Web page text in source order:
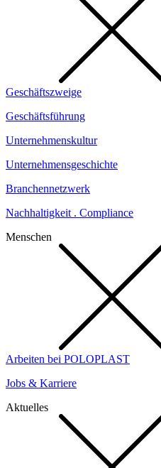
Geschäftszweige
Geschäftsführung
Unternehmenskultur
Unternehmensgeschichte
Branchennetzwerk
Nachhaltigkeit . Compliance
Menschen
Arbeiten bei POLOPLAST
Jobs & Karriere
Aktuelles